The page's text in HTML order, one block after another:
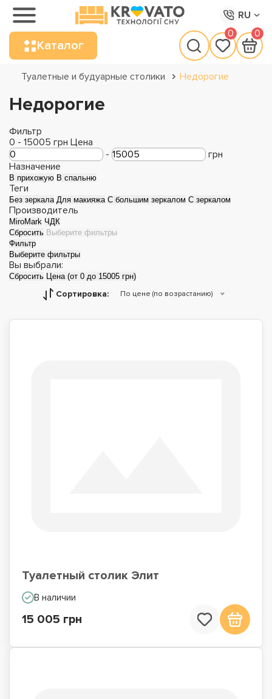
RU
Каталог
0 0
Туалетные и будуарные столики Недорогие
Недорогие
Фильтр
0 - 15005 грн Цена
-
грн
Назначение
В прихожую В спальню
Теги
Без зеркала Для макияжа С большим зеркалом С зеркалом
Производитель
MiroMark ЧДК
Сбросить Выберите фильтры
Фильтр
Выберите фильтры
Вы выбрали:
Сбросить Цена (от 0 до 15005 грн)
Сортировка: По цене (по возрастанию)
Туалетный столик Элит
В наличии
15 005 грн